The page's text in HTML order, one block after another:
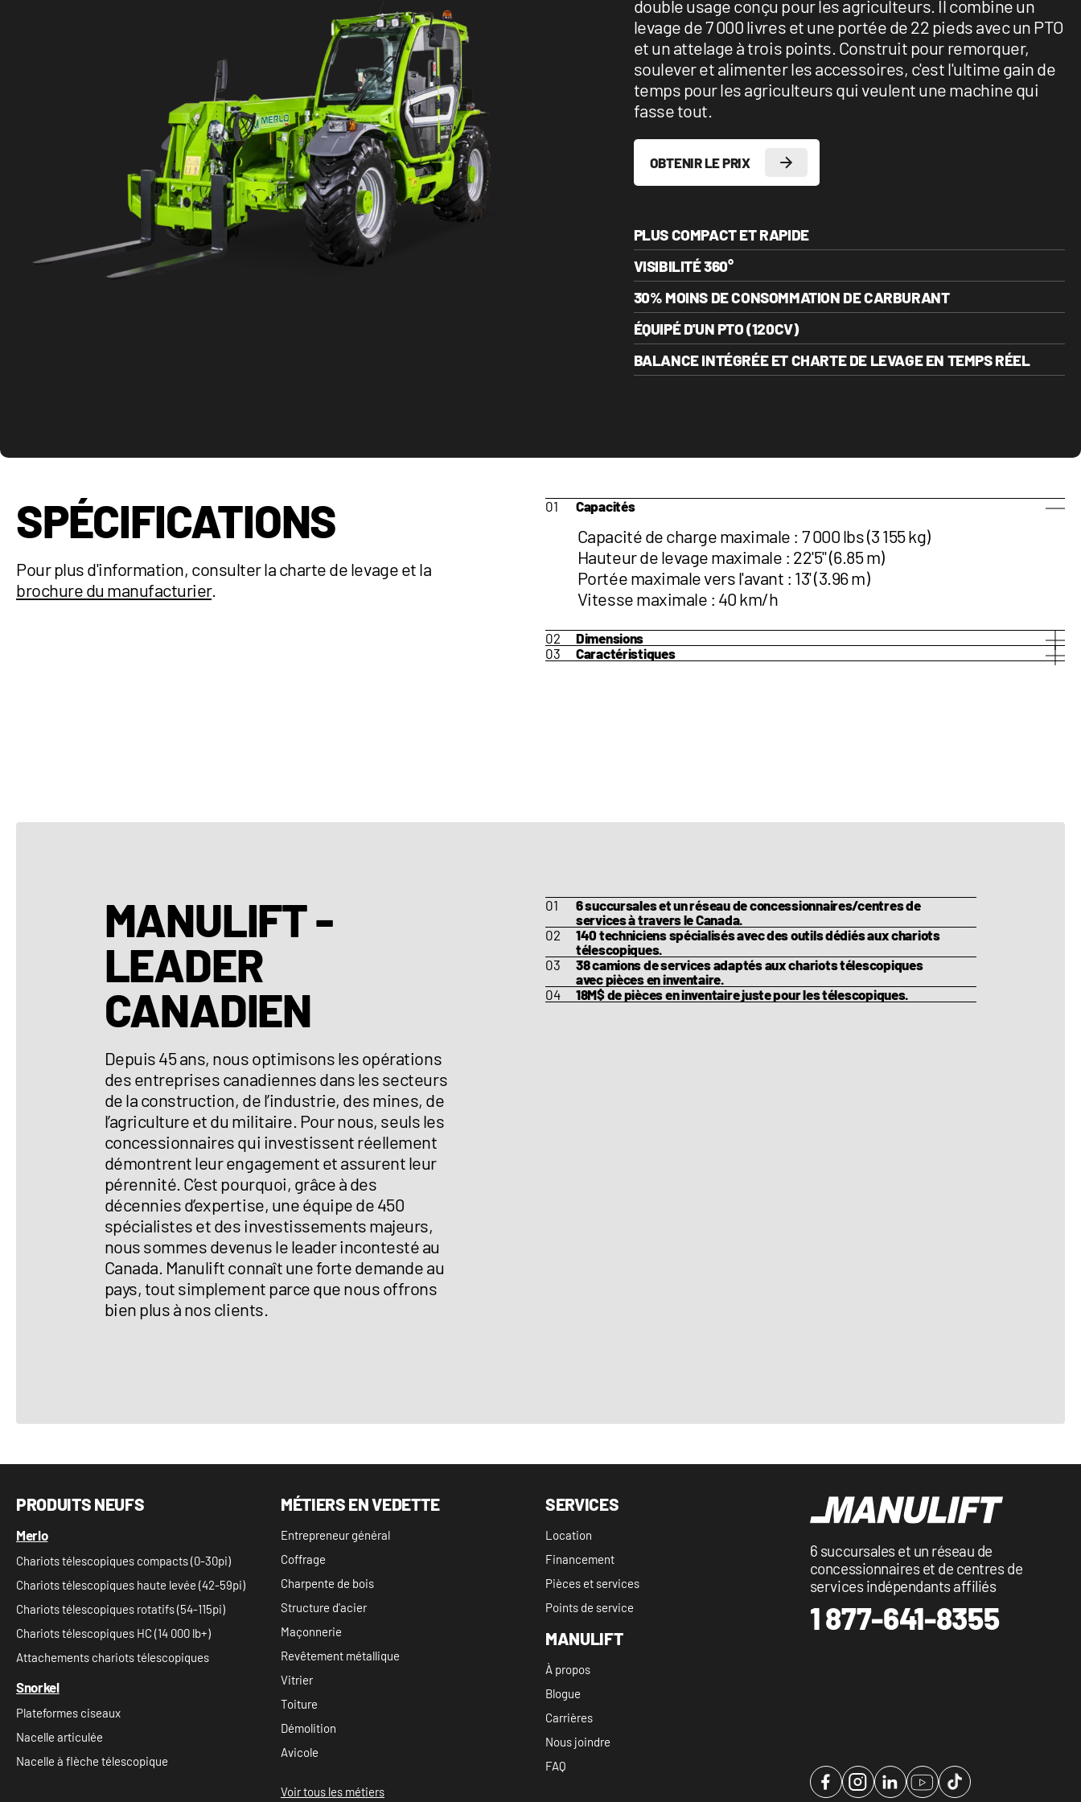
double usage conçu pour les agriculteurs. Il combine un
levage de 7 000 livres et une portée de 22 pieds avec un PTO
et un attelage à trois points. Construit pour remorquer,
soulever et alimenter les accessoires, c'est l'ultime gain de
temps pour les agriculteurs qui veulent une machine qui
fasse tout.
OBTENIR LE PRIX
PLUS COMPACT ET RAPIDE
VISIBILITÉ 360°
30% MOINS DE CONSOMMATION DE CARBURANT
ÉQUIPÉ D'UN PTO (120CV)
BALANCE INTÉGRÉE ET CHARTE DE LEVAGE EN TEMPS RÉEL
SPÉCIFICATIONS
Pour plus d'information, consulter la charte de levage et la
brochure du manufacturier.
Capacités
Capacité de charge maximale : 7 000 lbs (3 155 kg)
Hauteur de levage maximale : 22'5'' (6.85 m)
Portée maximale vers l'avant : 13' (3.96 m)
Vitesse maximale : 40 km/h
Dimensions
Hauteur : 8'2" (2.49 m)
Caractéristiques
MANULIFT -
LEADER
CANADIEN
Depuis 45 ans, nous optimisons les opérations
des entreprises canadiennes dans les secteurs
de la construction, de l’industrie, des mines, de
l’agriculture et du militaire. Pour nous, seuls les
concessionnaires qui investissent réellement
démontrent leur engagement et assurent leur
pérennité. C’est pourquoi, grâce à des
décennies d’expertise, une équipe de 450
spécialistes et des investissements majeurs,
nous sommes devenus le leader incontesté au
Canada. Manulift connaît une forte demande au
pays, tout simplement parce que nous offrons
bien plus à nos clients.
6 succursales et un réseau de concessionnaires/centres de
services à travers le Canada.
140 techniciens spécialisés avec des outils dédiés aux chariots
télescopiques.
38 camions de services adaptés aux chariots télescopiques
avec pièces en inventaire.
18M$ de pièces en inventaire juste pour les télescopiques.
PRODUITS NEUFS
Merlo
Chariots télescopiques compacts (0-30pi)
Chariots télescopiques haute levée (42-59pi)
Chariots télescopiques rotatifs (54-115pi)
Chariots télescopiques HC (14 000 lb+)
Attachements chariots télescopiques
Snorkel
Plateformes ciseaux
Nacelle articulée
Nacelle à flèche télescopique
MÉTIERS EN VEDETTE
Entrepreneur général
Coffrage
Charpente de bois
Structure d'acier
Maçonnerie
Revêtement métallique
Vitrier
Toiture
Démolition
Avicole
Voir tous les métiers
SERVICES
Location
Financement
Pièces et services
Points de service
MANULIFT
À propos
Blogue
Carrières
Nous joindre
FAQ
6 succursales et un réseau de
concessionnaires et de centres de
services indépendants affiliés
1 877-641-8355
FacebookInstagramLinkedInYouTubeTikTok